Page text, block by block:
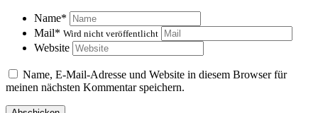
Name*
Mail* Wird nicht veröffentlicht
Website
Name, E-Mail-Adresse und Website in diesem Browser für
meinen nächsten Kommentar speichern.